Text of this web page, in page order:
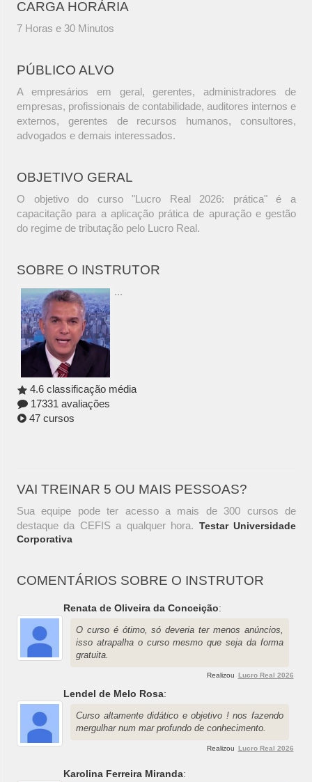
CARGA HORÁRIA
7 Horas e 30 Minutos
PÚBLICO ALVO
A empresários em geral, gerentes, administradores de
empresas, profissionais de contabilidade, auditores internos e
externos, gerentes de recursos humanos, consultores,
advogados e demais interessados.
OBJETIVO GERAL
O objetivo do curso "Lucro Real 2026: prática" é a
capacitação para a aplicação prática de apuração e gestão
do regime de tributação pelo Lucro Real.
SOBRE O INSTRUTOR
...
4.6 classificação média
17331 avaliações
47 cursos
VAI TREINAR 5 OU MAIS PESSOAS?
Sua equipe pode ter acesso a mais de 300 cursos de
destaque da CEFIS a qualquer hora. Testar Universidade
Corporativa
COMENTÁRIOS SOBRE O INSTRUTOR
Renata de Oliveira da Conceição:
O curso é ótimo, só deveria ter menos anúncios,
isso atrapalha o curso mesmo que seja da forma
gratuita.
Realizou Lucro Real 2026
Lendel de Melo Rosa:
Curso altamente didático e objetivo ! nos fazendo
mergulhar num mar profundo de conhecimento.
Realizou Lucro Real 2026
Karolina Ferreira Miranda: